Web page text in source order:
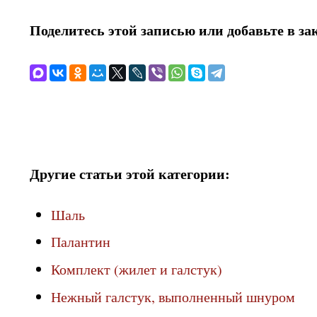
Поделитесь этой записью или добавьте в
Другие статьи этой категории:
Шаль
Палантин
Комплект (жилет и галстук)
Нежный галстук, выполненный шнуром